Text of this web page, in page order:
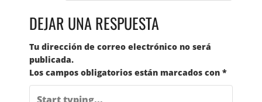
DEJAR UNA RESPUESTA
Tu dirección de correo electrónico no será
publicada.
Los campos obligatorios están marcados con *